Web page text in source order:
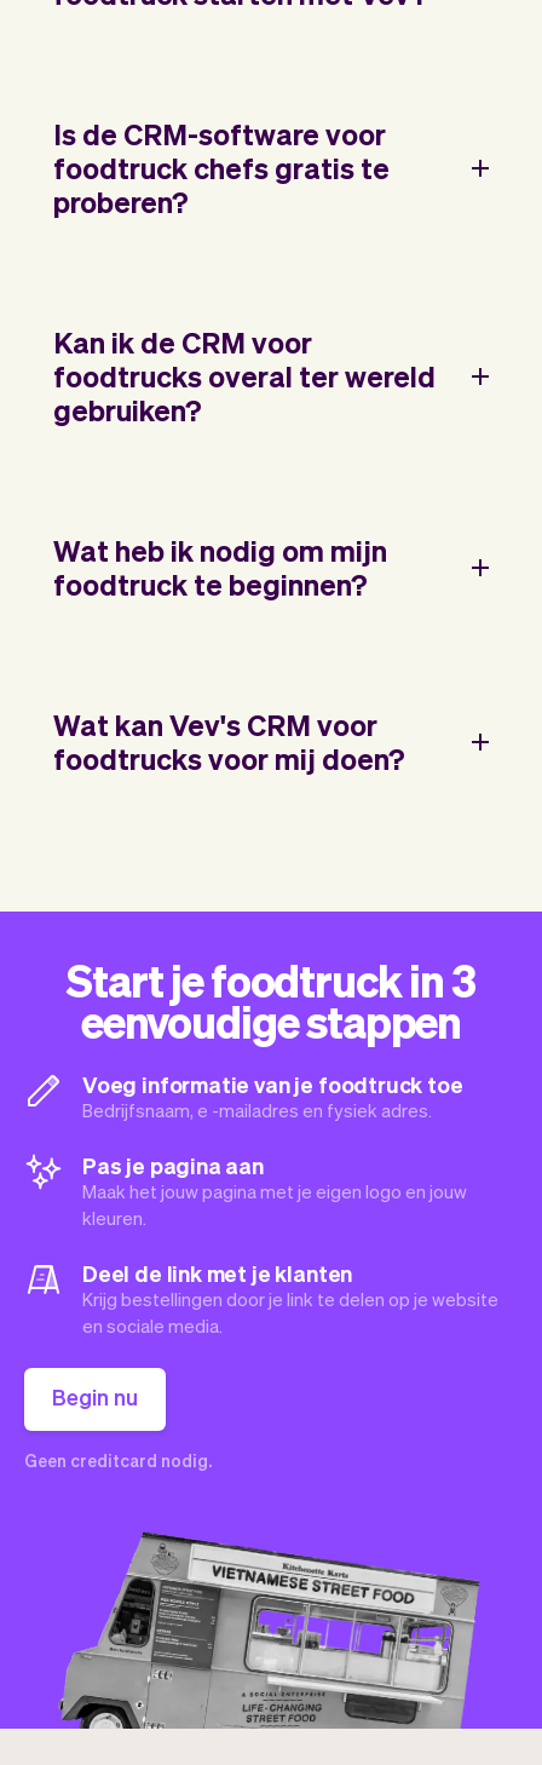
Is de CRM-software voor
foodtruck chefs gratis te
proberen?
Kan ik de CRM voor
foodtrucks overal ter wereld
gebruiken?
Wat heb ik nodig om mijn
foodtruck te beginnen?
Wat kan Vev's CRM voor
foodtrucks voor mij doen?
Start je foodtruck in 3
eenvoudige stappen
Voeg informatie van je foodtruck toe
Bedrijfsnaam, e -mailadres en fysiek adres.
Pas je pagina aan
Maak het jouw pagina met je eigen logo en jouw
kleuren.
Deel de link met je klanten
Krijg bestellingen door je link te delen op je website
en sociale media.
Begin nu
Geen creditcard nodig.